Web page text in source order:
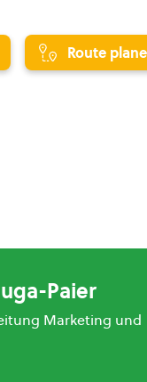
Route
Paier
Marketing und